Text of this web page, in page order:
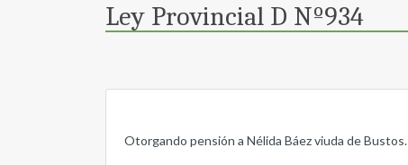
Ley Provincial D Nº934
Otorgando pensión a Nélida Báez viuda de Bustos.